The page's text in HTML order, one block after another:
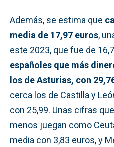
Además, se estima que
media de 17,97 euros,
este 2023, que fue de
españoles que más
los de Asturias, con
cerca los de Castilla y
con 25,99. Unas cifras
menos juegan como
media con 3,83 euros, y